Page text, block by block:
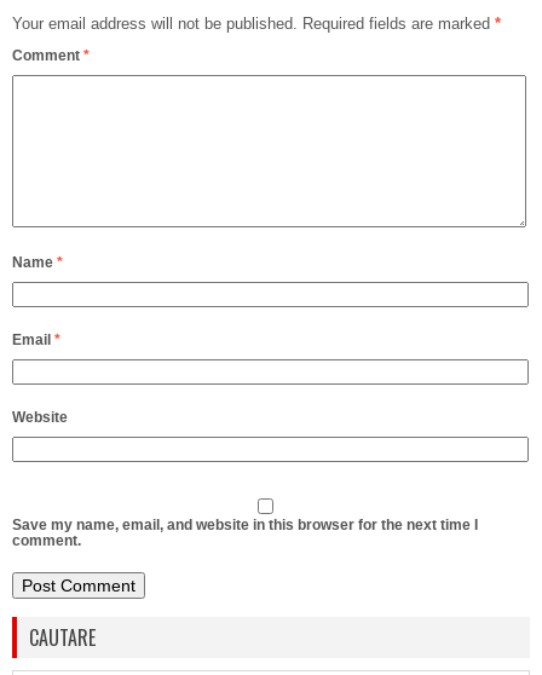
Your email address will not be published. Required fields are marked *
Comment *
Name *
Email *
Website
Save my name, email, and website in this browser for the next time I
comment.
CAUTARE